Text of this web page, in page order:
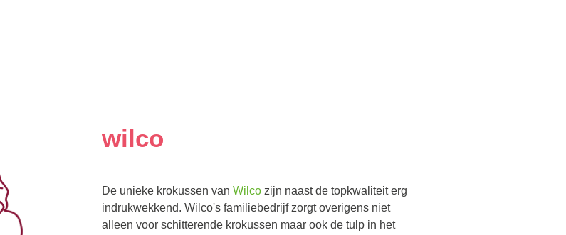
wilco
De unieke krokussen van Wilco zijn naast de topkwaliteit erg
indrukwekkend. Wilco's familiebedrijf zorgt overigens niet
alleen voor schitterende krokussen maar ook de tulp in het